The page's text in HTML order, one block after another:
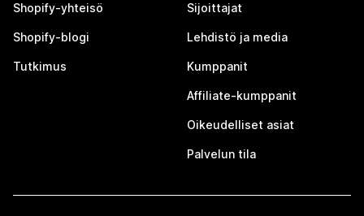
Shopify-yhteisö
Shopify-blogi
Tutkimus
Sijoittajat
Lehdistö ja media
Kumppanit
Affiliate-kumppanit
Oikeudelliset asiat
Palvelun tila